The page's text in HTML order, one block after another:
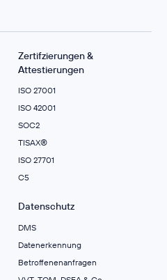
Zertifzierungen &
Attestierungen
ISO 27001
ISO 42001
SOC2
TISAX®
ISO 27701
C5
Datenschutz
DMS
Datenerkennung
Betroffenenanfragen